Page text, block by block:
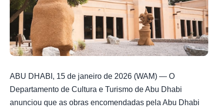
ABU DHABI, 15 de janeiro de 2026 (WAM) — O
Departamento de Cultura e Turismo de Abu Dhabi
anunciou que as obras encomendadas pela Abu Dhabi